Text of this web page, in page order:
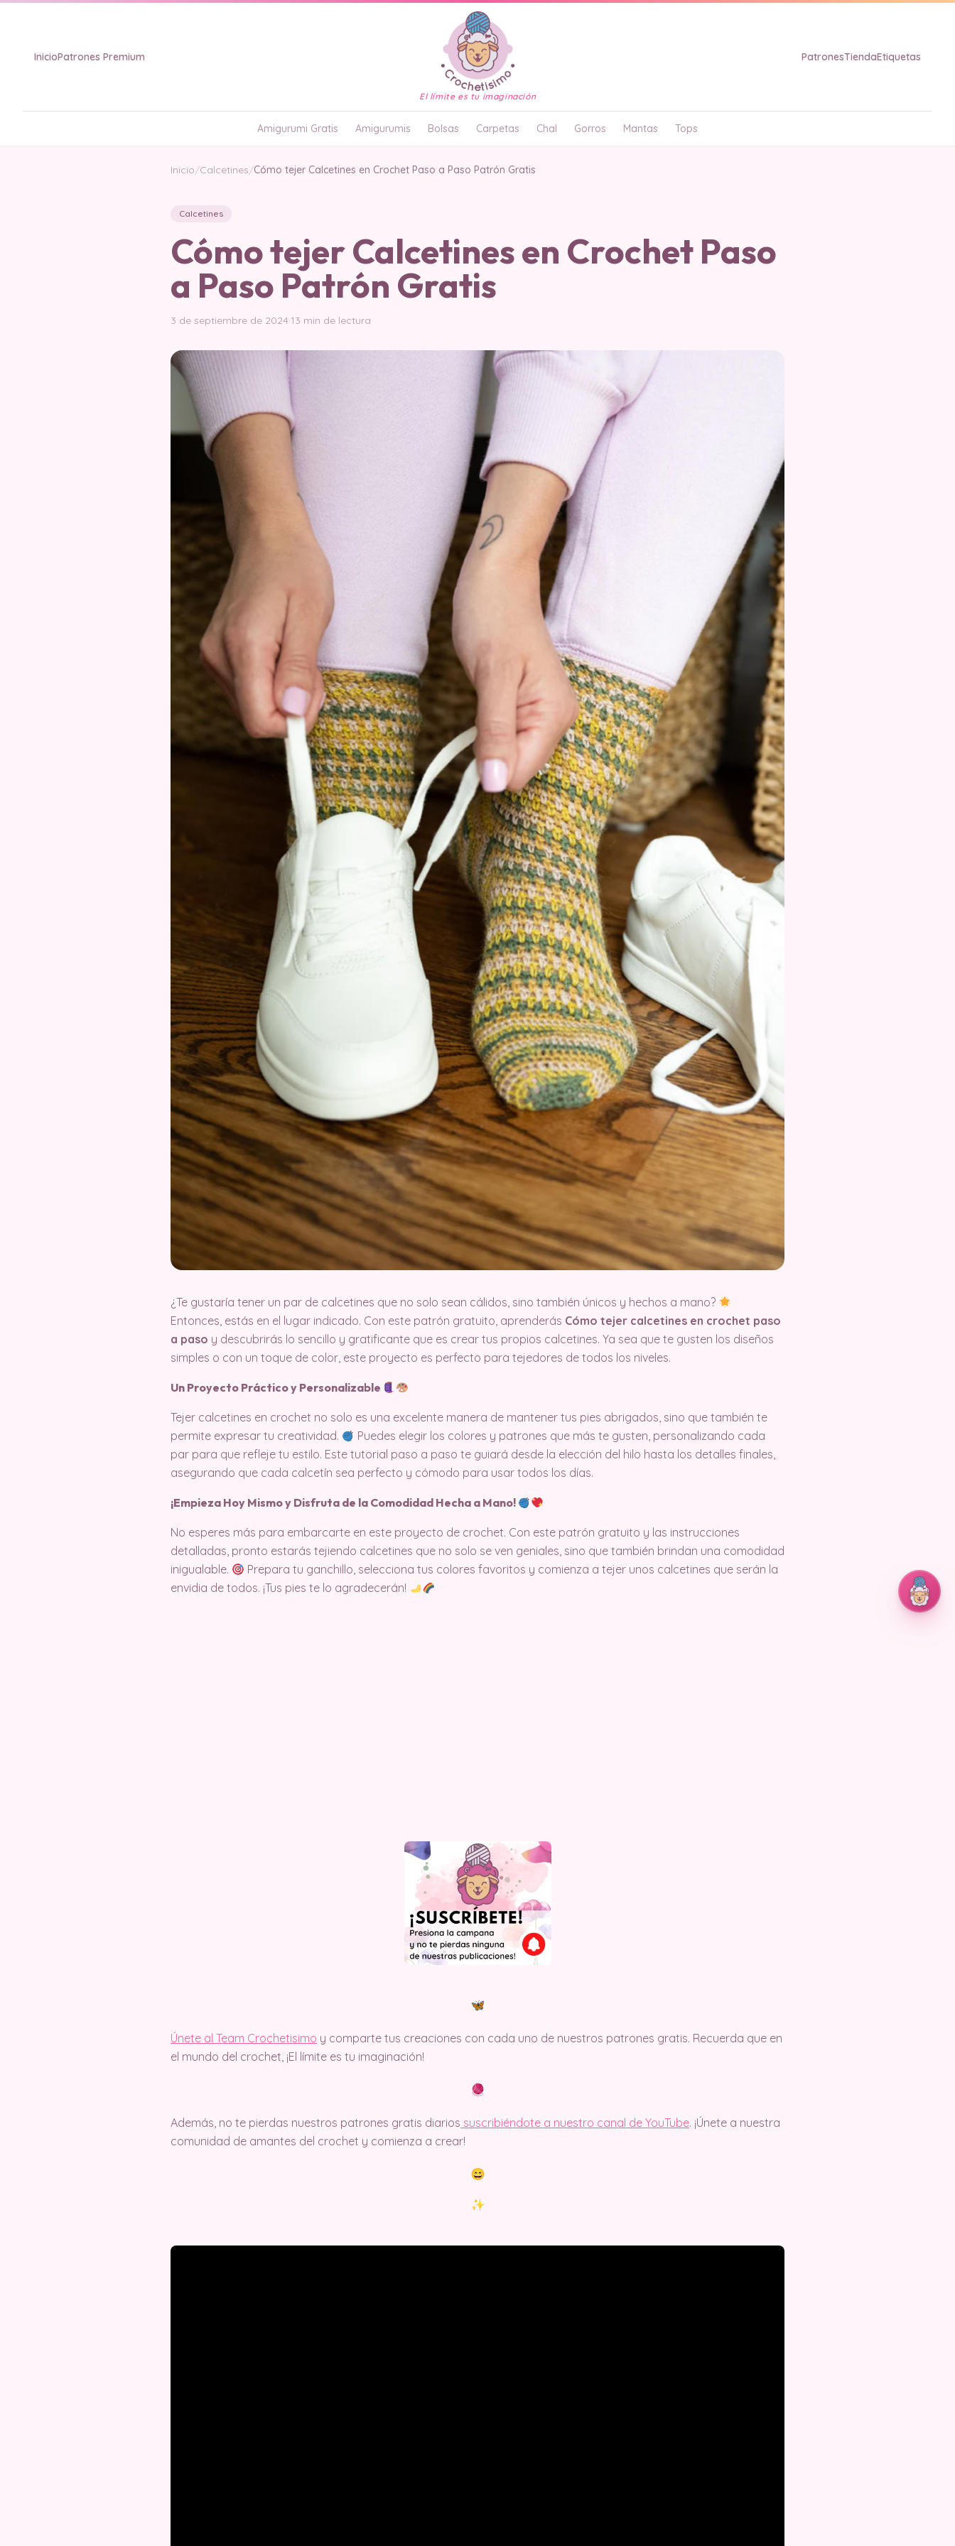
InicioPatrones Premium
El límite es tu imaginación
PatronesTiendaEtiquetas
Amigurumi Gratis Amigurumis Bolsas Carpetas Chal Gorros Mantas Tops
Inicio/Calcetines/Cómo tejer Calcetines en Crochet Paso a Paso Patrón Gratis
Calcetines
Cómo tejer Calcetines en Crochet Paso
a Paso Patrón Gratis
3 de septiembre de 2024·13 min de lectura
¿Te gustaría tener un par de calcetines que no solo sean cálidos, sino también únicos y hechos a mano?
Entonces, estás en el lugar indicado. Con este patrón gratuito, aprenderás Cómo tejer calcetines en crochet paso
a paso y descubrirás lo sencillo y gratificante que es crear tus propios calcetines. Ya sea que te gusten los diseños
simples o con un toque de color, este proyecto es perfecto para tejedores de todos los niveles.
Un Proyecto Práctico y Personalizable
Tejer calcetines en crochet no solo es una excelente manera de mantener tus pies abrigados, sino que también te
permite expresar tu creatividad.
Puedes elegir los colores y patrones que más te gusten, personalizando cada
par para que refleje tu estilo. Este tutorial paso a paso te guiará desde la elección del hilo hasta los detalles finales,
asegurando que cada calcetín sea perfecto y cómodo para usar todos los días.
¡Empieza Hoy Mismo y Disfruta de la Comodidad Hecha a Mano!
No esperes más para embarcarte en este proyecto de crochet. Con este patrón gratuito y las instrucciones
detalladas, pronto estarás tejiendo calcetines que no solo se ven geniales, sino que también brindan una comodidad
inigualable.
Prepara tu ganchillo, selecciona tus colores favoritos y comienza a tejer unos calcetines que serán la
envidia de todos. ¡Tus pies te lo agradecerán!
Únete al Team Crochetisimo y comparte tus creaciones con cada uno de nuestros patrones gratis. Recuerda que en
el mundo del crochet, ¡El límite es tu imaginación!
Además, no te pierdas nuestros patrones gratis diarios suscribiéndote a nuestro canal de YouTube. ¡Únete a nuestra
comunidad de amantes del crochet y comienza a crear!